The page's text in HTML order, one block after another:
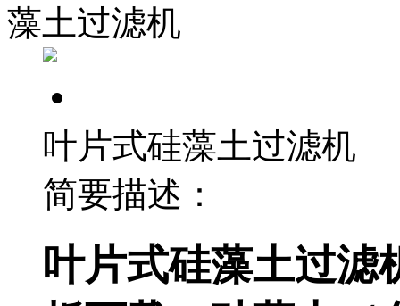
藻土过滤机
叶片式硅藻土过滤机
简要描述：
叶片式硅藻土过滤